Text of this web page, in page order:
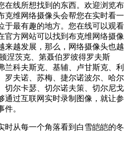
在线所想找到的东西。欢迎浏览布
克维网络摄像头会帮您在实时看一
于最有趣的地方。您在线可以观看
官方网站可以找到布克维网络摄像
来越发展，那么，网络摄像头也越
涅茨克、第聂伯罗彼得罗夫斯
兰科夫斯克、基辅、卢甘斯克、利
罗夫诺、苏梅、捷尔诺波尔、哈尔
切尔卡瑟、切尔诺夫策、切尔尼戈
通过互联网实时录制图像，就让参
。
时从每一个角落看到白雪皑皑的冬